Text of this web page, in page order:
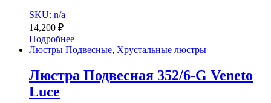
SKU: n/a
14,200 ₽
Подробнее
Люстры Подвесные, Хрустальные люстры
Люстра Подвесная 352/6-G Veneto
Luce